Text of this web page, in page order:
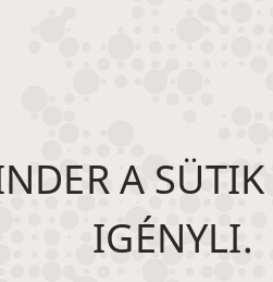
A
IGÉNYLI.